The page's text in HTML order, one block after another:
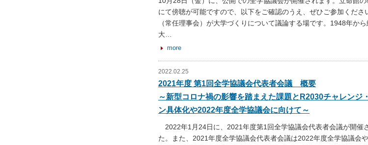
にて傍聴が可能ですので、以下をご確認のうえ、ぜひご参加くだ
（常任理事会）が⼤学づくりについて議論する場です。1948年か
⼤
more
2022.02.25
2021年度 第1回全学協議会代表者会議 概要
～新型コロナ禍の影響を踏まえた課題とR2030チャレンジ
ン具体化や2022年度全学協議会に向けて～
2022年1月24日に、2021年度第1回全学協議会代表者会議が開催
た。また、2021年度全学協議会代表者会議は2022年度全学協議会